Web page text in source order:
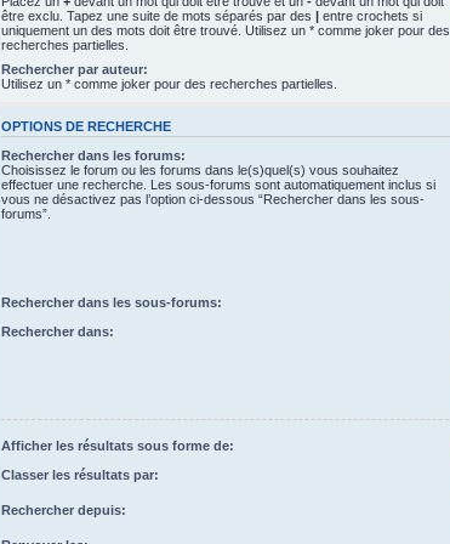
être exclu. Tapez une suite de mots séparés par des | entre crochets si
uniquement un des mots doit être trouvé. Utilisez un * comme joker pour des
recherches partielles.
Rechercher par auteur:
Utilisez un * comme joker pour des recherches partielles.
OPTIONS DE RECHERCHE
Rechercher dans les forums:
Choisissez le forum ou les forums dans le(s)quel(s) vous souhaitez
effectuer une recherche. Les sous-forums sont automatiquement inclus si
vous ne désactivez pas l’option ci-dessous “Rechercher dans les sous-
forums”.
Rechercher dans les sous-forums:
Rechercher dans:
Afficher les résultats sous forme de:
Classer les résultats par:
Rechercher depuis: